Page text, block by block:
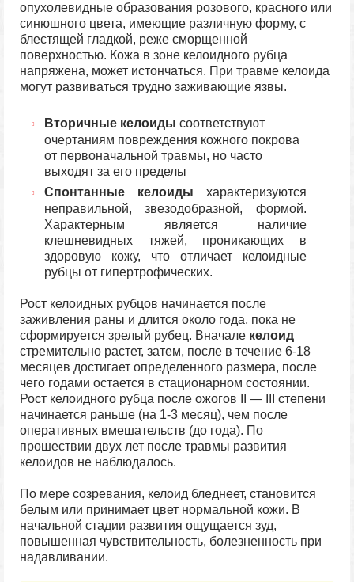
опухолевидные образования розового, красного или
синюшного цвета, имеющие различную форму, с
блестящей гладкой, реже сморщенной
поверхностью. Кожа в зоне келоидного рубца
напряжена, может истончаться. При травме келоида
могут развиваться трудно заживающие язвы.
Вторичные келоиды соответствуют
очертаниям повреждения кожного покрова
от первоначальной травмы, но часто
выходят за его пределы
Спонтанные келоиды характеризуются
неправильной, звезодобразной, формой.
Характерным является наличие
клешневидных тяжей, проникающих в
здоровую кожу, что отличает келоидные
рубцы от гипертрофических.
Рост келоидных рубцов начинается после
заживления раны и длится около года, пока не
сформируется зрелый рубец. Вначале келоид
стремительно растет, затем, после в течение 6-18
месяцев достигает определенного размера, после
чего годами остается в стационарном состоянии.
Рост келоидного рубца после ожогов II — III степени
начинается раньше (на 1-3 месяц), чем после
оперативных вмешательств (до года). По
прошествии двух лет после травмы развития
келоидов не наблюдалось.
По мере созревания, келоид бледнеет, становится
белым или принимает цвет нормальной кожи. В
начальной стадии развития ощущается зуд,
повышенная чувствительность, болезненность при
надавливании.